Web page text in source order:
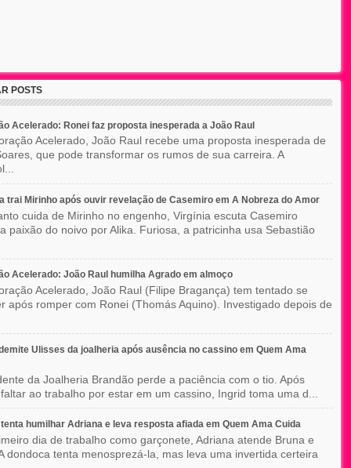
POSTS
Acelerado: Ronei faz proposta inesperada a João Raul
Acelerado, João Raul recebe uma proposta inesperada de
que pode transformar os rumos de sua carreira. A
trai Mirinho após ouvir revelação de Casemiro em A Nobreza do Amor
cuida de Mirinho no engenho, Virgínia escuta Casemiro
paixão do noivo por Alika. Furiosa, a patricinha usa Sebastião
Acelerado: João Raul humilha Agrado em almoço
Acelerado, João Raul (Filipe Bragança) tem tentado se
após romper com Ronei (Thomás Aquino). Investigado depois de
Ulisses da joalheria após ausência no cassino em Quem Ama
da Joalheria Brandão perde a paciência com o tio. Após
ao trabalho por estar em um cassino, Ingrid toma uma d...
humilhar Adriana e leva resposta afiada em Quem Ama Cuida
dia de trabalho como garçonete, Adriana atende Bruna e
dondoca tenta menosprezá-la, mas leva uma invertida certeira